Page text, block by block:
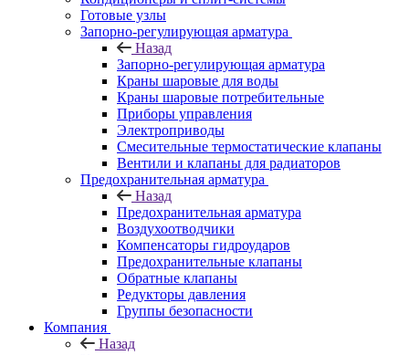
Готовые узлы
Запорно-регулирующая арматура
Назад
Запорно-регулирующая арматура
Краны шаровые для воды
Краны шаровые потребительные
Приборы управления
Электроприводы
Смесительные термостатические клапаны
Вентили и клапаны для радиаторов
Предохранительная арматура
Назад
Предохранительная арматура
Воздухоотводчики
Компенсаторы гидроударов
Предохранительные клапаны
Обратные клапаны
Редукторы давления
Группы безопасности
Компания
Назад